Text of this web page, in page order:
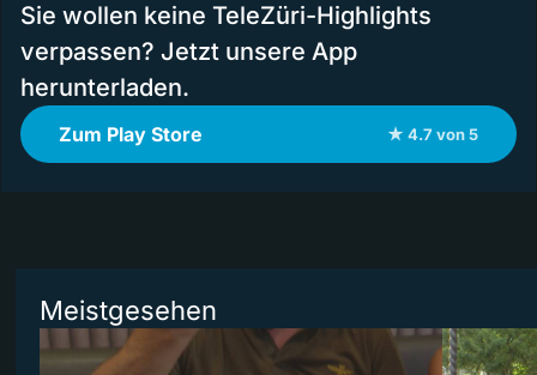
Sie wollen keine TeleZüri-Highlights
verpassen? Jetzt unsere App
herunterladen.
Zum Play Store ★ 4.7 von 5
Meistgesehen